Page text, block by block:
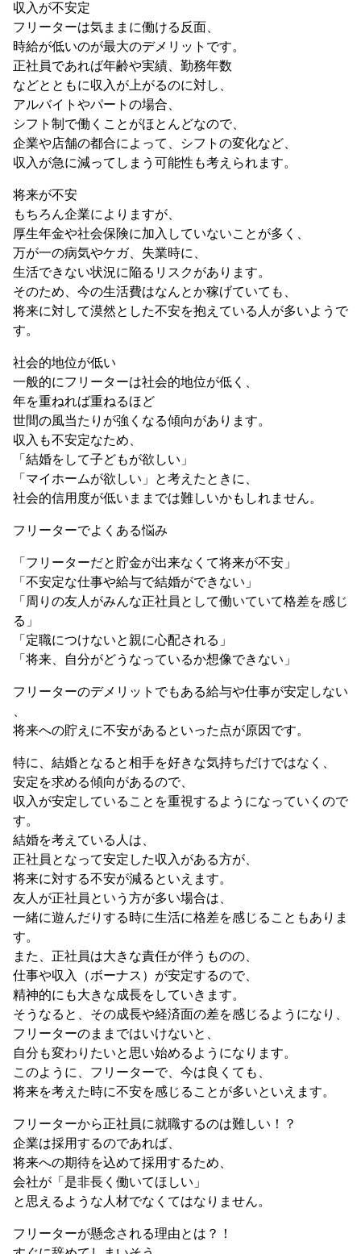
収入が不安定
フリーターは気ままに働ける反面、
時給が低いのが最大のデメリットです。
正社員であれば年齢や実績、勤務年数
などとともに収入が上がるのに対し、
アルバイトやパートの場合、
シフト制で働くことがほとんどなので、
企業や店舗の都合によって、シフトの変化など、
収入が急に減ってしまう可能性も考えられます。
将来が不安
もちろん企業によりますが、
厚生年金や社会保険に加入していないことが多く、
万が一の病気やケガ、失業時に、
生活できない状況に陥るリスクがあります。
そのため、今の生活費はなんとか稼げていても、
将来に対して漠然とした不安を抱えている人が多いようで
す。
社会的地位が低い
一般的にフリーターは社会的地位が低く、
年を重ねれば重ねるほど
世間の風当たりが強くなる傾向があります。
収入も不安定なため、
「結婚をして子どもが欲しい」
「マイホームが欲しい」と考えたときに、
社会的信用度が低いままでは難しいかもしれません。
フリーターでよくある悩み
「フリーターだと貯金が出来なくて将来が不安」
「不安定な仕事や給与で結婚ができない」
「周りの友人がみんな正社員として働いていて格差を感じ
る」
「定職につけないと親に心配される」
「将来、自分がどうなっているか想像できない」
フリーターのデメリットでもある給与や仕事が安定しない
将来への貯えに不安があるといった点が原因です。
特に、結婚となると相手を好きな気持ちだけではなく、
安定を求める傾向があるので、
収入が安定していることを重視するようになっていくので
す。
結婚を考えている人は、
正社員となって安定した収入がある方が、
将来に対する不安が減るといえます。
友人が正社員という方が多い場合は、
一緒に遊んだりする時に生活に格差を感じることもありま
す。
また、正社員は大きな責任が伴うものの、
仕事や収入（ボーナス）が安定するので、
精神的にも大きな成長をしていきます。
そうなると、その成長や経済面の差を感じるようになり、
フリーターのままではいけないと、
自分も変わりたいと思い始めるようになります。
このように、フリーターで、今は良くても、
将来を考えた時に不安を感じることが多いといえます。
フリーターから正社員に就職するのは難しい！？
企業は採用するのであれば、
将来への期待を込めて採用するため、
会社が「是非長く働いてほしい」
と思えるような人材でなくてはなりません。
フリーターが懸念される理由とは？！